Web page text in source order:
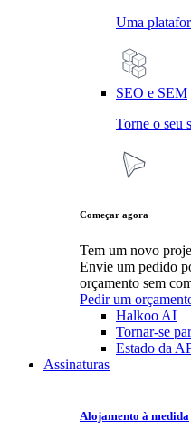
Uma
SEO e SEM
Torne o seu
Começar agora
Tem um novo
Envie um pedido
orçamento sem
Pedir um
Halkoo AI
Tornar-se
Estado da
Assinaturas
Alojamento à medida